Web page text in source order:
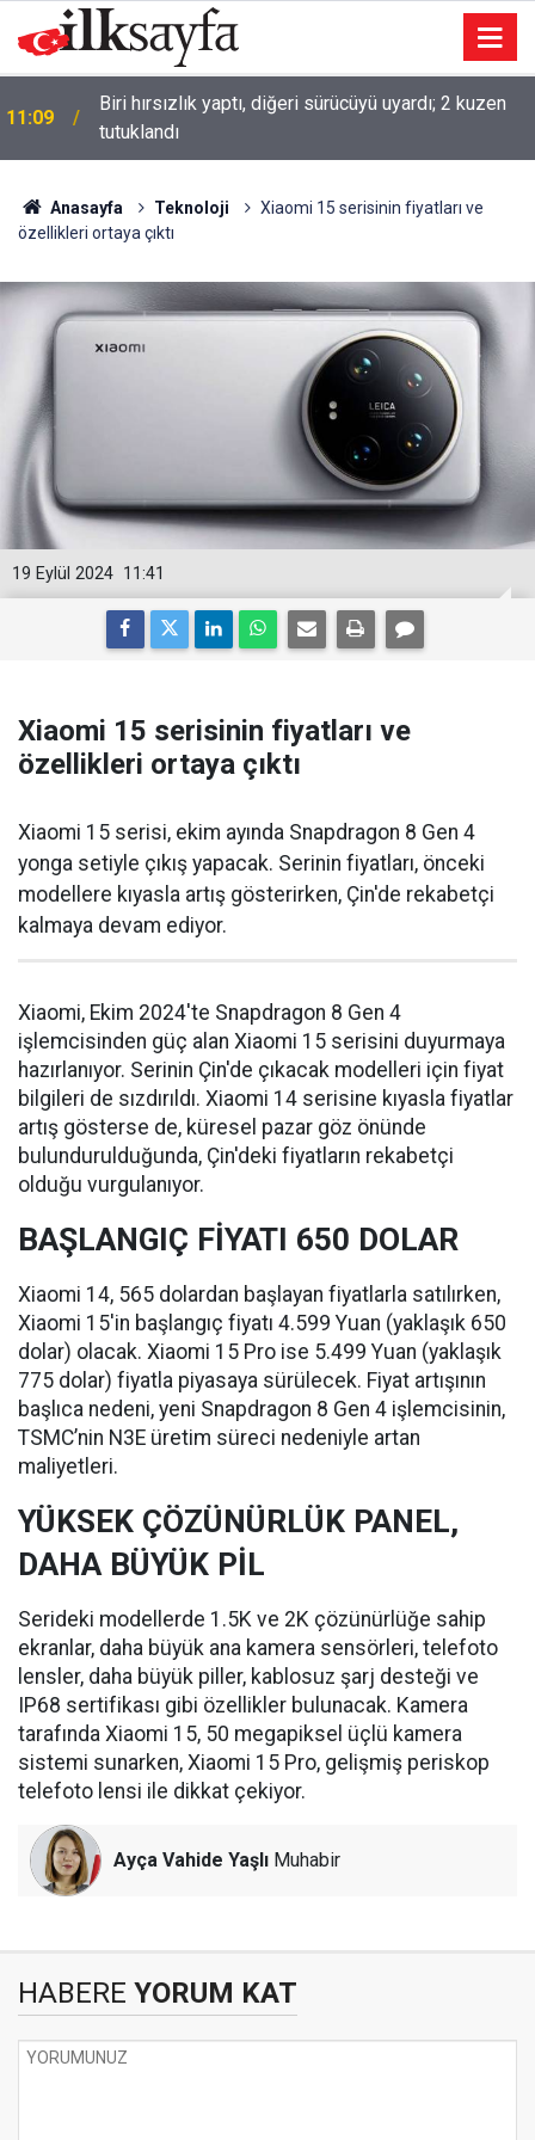
11:09
Biri hırsızlık yaptı, diğeri sürücüyü uyardı; 2 kuzen
tutuklandı
11:00 107 yıllık lezzet: Taş fırında pide üretiyor
Anasayfa Teknoloji
Xiaomi 15 serisinin fiyatları ve
özellikleri ortaya çıktı
11:41
19 Eylül 2024
Xiaomi 15 serisinin fiyatları ve
özellikleri ortaya çıktı
Xiaomi 15 serisi, ekim ayında Snapdragon 8 Gen 4
yonga setiyle çıkış yapacak. Serinin fiyatları, önceki
modellere kıyasla artış gösterirken, Çin'de rekabetçi
kalmaya devam ediyor.
Xiaomi, Ekim 2024'te Snapdragon 8 Gen 4
işlemcisinden güç alan Xiaomi 15 serisini duyurmaya
hazırlanıyor. Serinin Çin'de çıkacak modelleri için fiyat
bilgileri de sızdırıldı. Xiaomi 14 serisine kıyasla fiyatlar
artış gösterse de, küresel pazar göz önünde
bulundurulduğunda, Çin'deki fiyatların rekabetçi
olduğu vurgulanıyor.
BAŞLANGIÇ FİYATI 650 DOLAR
Xiaomi 14, 565 dolardan başlayan fiyatlarla satılırken,
Xiaomi 15'in başlangıç fiyatı 4.599 Yuan (yaklaşık 650
dolar) olacak. Xiaomi 15 Pro ise 5.499 Yuan (yaklaşık
775 dolar) fiyatla piyasaya sürülecek. Fiyat artışının
başlıca nedeni, yeni Snapdragon 8 Gen 4 işlemcisinin,
TSMC’nin N3E üretim süreci nedeniyle artan
maliyetleri.
YÜKSEK ÇÖZÜNÜRLÜK PANEL,
DAHA BÜYÜK PİL
Serideki modellerde 1.5K ve 2K çözünürlüğe sahip
ekranlar, daha büyük ana kamera sensörleri, telefoto
lensler, daha büyük piller, kablosuz şarj desteği ve
IP68 sertifikası gibi özellikler bulunacak. Kamera
tarafında Xiaomi 15, 50 megapiksel üçlü kamera
sistemi sunarken, Xiaomi 15 Pro, gelişmiş periskop
telefoto lensi ile dikkat çekiyor.
Ayça Vahide Yaşlı Muhabir
HABERE YORUM KAT